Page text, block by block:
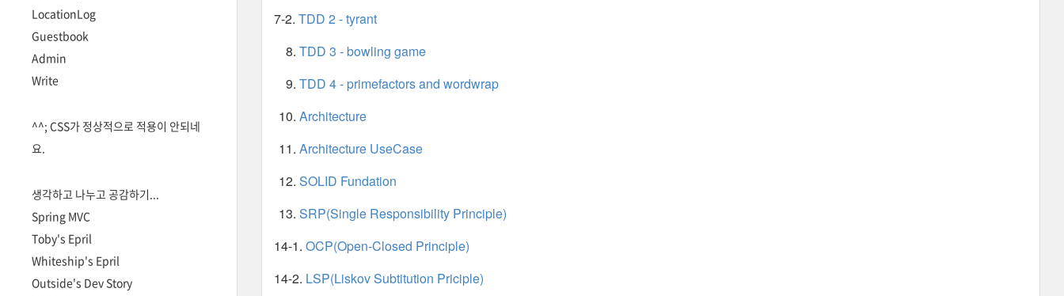
LocationLog
Guestbook
Admin
Write
^^; CSS가 정상적으로 적용이 안되네
요.
생각하고 나누고 공감하기...
Spring MVC
Toby's Epril
Whiteship's Epril
Outside's Dev Story
7-2. TDD 2 - tyrant
TDD 3 - bowling game
TDD 4 - primefactors and wordwrap
Architecture
Architecture UseCase
SOLID Fundation
SRP(Single Responsibility Principle)
14-1. OCP(Open-Closed Principle)
14-2. LSP(Liskov Subtitution Priciple)